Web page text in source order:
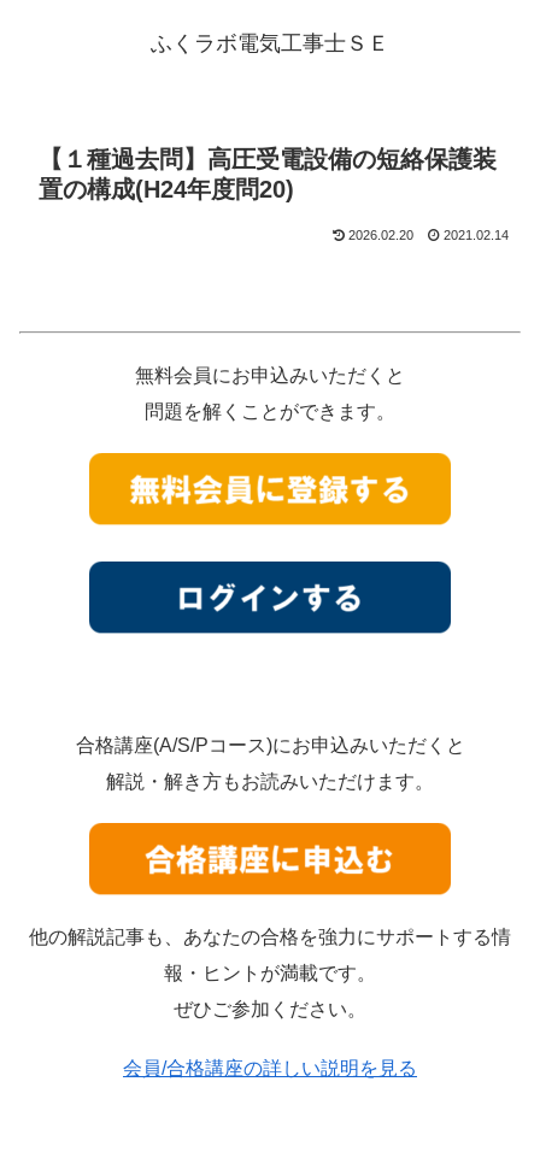
ふくラボ電気工事士ＳＥ
【１種過去問】高圧受電設備の短絡保護装
置の構成(H24年度問20)
2026.02.20 2021.02.14
無料会員にお申込みいただくと
問題を解くことができます。
合格講座(A/S/Pコース)にお申込みいただくと
解説・解き方もお読みいただけます。
他の解説記事も、あなたの合格を強力にサポートする情
報・ヒントが満載です。
ぜひご参加ください。
会員/合格講座の詳しい説明を見る